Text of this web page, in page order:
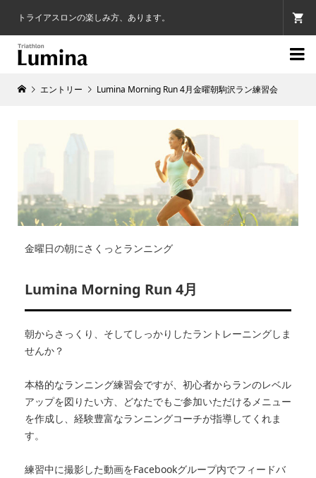
トライアスロンの楽しみ方、あります。

エントリー Lumina Morning Run 4月金曜朝駒沢ラン練習会
金曜日の朝にさくっとランニング
Lumina Morning Run 4月
朝からさっくり、そしてしっかりしたラントレーニングしま
せんか？
本格的なランニング練習会ですが、初心者からランのレベル
アップを図りたい方、どなたでもご参加いただけるメニュー
を作成し、経験豊富なランニングコーチが指導してくれま
す。
練習中に撮影した動画をFacebookグループ内でフィードバ